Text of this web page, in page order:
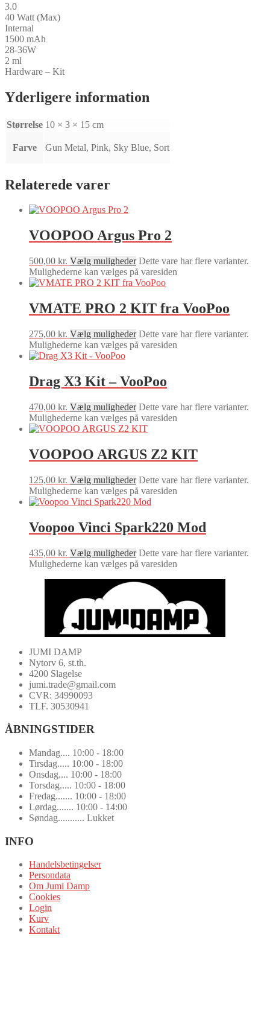
3.0
40 Watt (Max)
Internal
1500 mAh
28-36W
2 ml
Hardware – Kit
Yderligere information
Størrelse 10 × 3 × 15 cm
Farve Gun Metal, Pink, Sky Blue, Sort
Relaterede varer
VOOPOO Argus Pro 2
500,00 kr. Vælg muligheder Dette vare har flere varianter.
Mulighederne kan vælges på varesiden
VMATE PRO 2 KIT fra VooPoo
275,00 kr. Vælg muligheder Dette vare har flere varianter.
Mulighederne kan vælges på varesiden
Drag X3 Kit – VooPoo
470,00 kr. Vælg muligheder Dette vare har flere varianter.
Mulighederne kan vælges på varesiden
VOOPOO ARGUS Z2 KIT
125,00 kr. Vælg muligheder Dette vare har flere varianter.
Mulighederne kan vælges på varesiden
Voopoo Vinci Spark220 Mod
435,00 kr. Vælg muligheder Dette vare har flere varianter.
Mulighederne kan vælges på varesiden
JUMI DAMP
Nytorv 6, st.th.
4200 Slagelse
jumi.trade@gmail.com
CVR: 34990093
TLF. 30530941
ÅBNINGSTIDER
Mandag.... 10:00 - 18:00
Tirsdag..... 10:00 - 18:00
Onsdag.... 10:00 - 18:00
Torsdag..... 10:00 - 18:00
Fredag....... 10:00 - 18:00
Lørdag....... 10:00 - 14:00
Søndag........... Lukket
INFO
Handelsbetingelser
Persondata
Om Jumi Damp
Cookies
Login
Kurv
Kontakt